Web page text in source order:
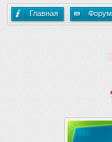
Главная Форум